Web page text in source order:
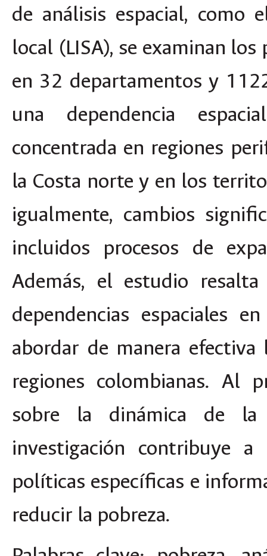
de análisis espacial, como
local (LISA), se examinan
en 32 departamentos y
una dependencia
concentrada en regiones
la Costa norte y en los
igualmente, cambios
incluidos procesos de
Además, el estudio
dependencias espaciales
abordar de manera
regiones colombianas. Al
sobre la dinámica de la
investigación contribuye
políticas específicas e
reducir la pobreza.